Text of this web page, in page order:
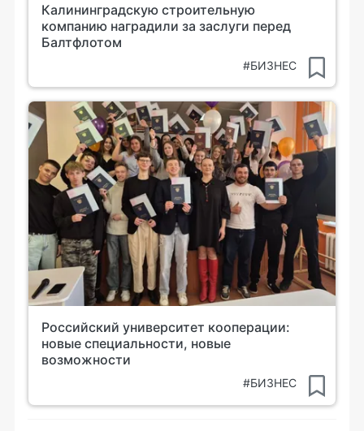
Калининградскую строительную
компанию наградили за заслуги перед
Балтфлотом
#БИЗНЕС
Российский университет кооперации:
новые специальности, новые
возможности
#БИЗНЕС